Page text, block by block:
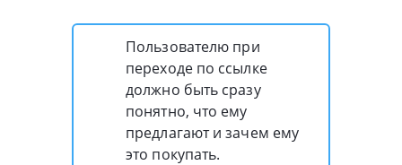
Пользователю при
переходе по ссылке
должно быть сразу
понятно, что ему
предлагают и зачем ему
это покупать.